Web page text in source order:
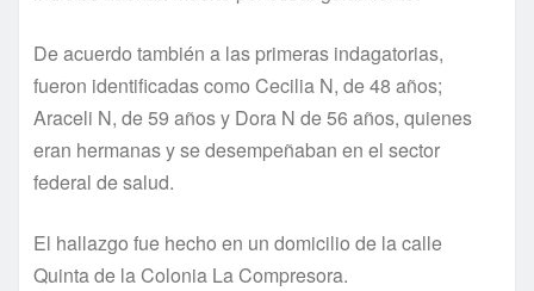
De acuerdo también a las primeras indagatorias,
fueron identificadas como Cecilia N, de 48 años;
Araceli N, de 59 años y Dora N de 56 años, quienes
eran hermanas y se desempeñaban en el sector
federal de salud.
El hallazgo fue hecho en un domicilio de la calle
Quinta de la Colonia La Compresora.